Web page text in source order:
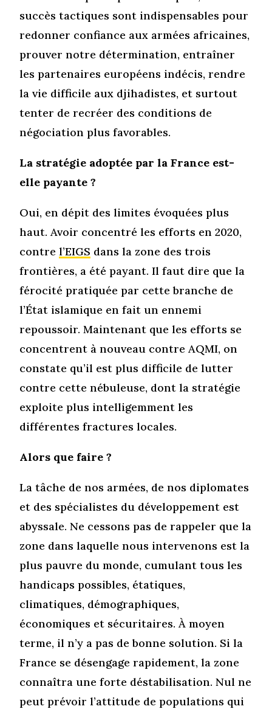
succès tactiques sont indispensables pour
redonner confiance aux armées africaines,
prouver notre détermination, entraîner
les partenaires européens indécis, rendre
la vie difficile aux djihadistes, et surtout
tenter de recréer des conditions de
négociation plus favorables.
La stratégie adoptée par la France est-
elle payante ?
Oui, en dépit des limites évoquées plus
haut. Avoir concentré les efforts en 2020,
contrel’EIGS dans la zone des trois
frontières, a été payant. Il faut dire que la
férocité pratiquée par cette branche de
l’État islamique en fait un ennemi
repoussoir. Maintenant que les efforts se
concentrent à nouveau contre AQMI, on
constate qu’il est plus difficile de lutter
contre cette nébuleuse, dont la stratégie
exploite plus intelligemment les
différentes fractures locales.
Alors que faire ?
La tâche de nos armées, de nos diplomates
et des spécialistes du développement est
abyssale. Ne cessons pas de rappeler que la
zone dans laquelle nous intervenons est la
plus pauvre du monde, cumulant tous les
handicaps possibles, étatiques,
climatiques, démographiques,
économiques et sécuritaires. À moyen
terme, il n’y a pas de bonne solution. Si la
France se désengage rapidement, la zone
connaîtra une forte déstabilisation. Nul ne
peut prévoir l’attitude de populations qui